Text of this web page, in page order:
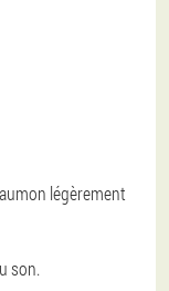
légèrement
son.